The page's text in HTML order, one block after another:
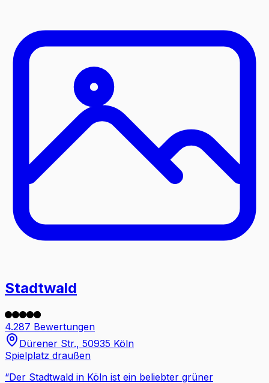
Stadtwald
4.287 Bewertungen
Dürener Str., 50935 Köln
Spielplatz draußen
“Der Stadtwald in Köln ist ein beliebter grüner